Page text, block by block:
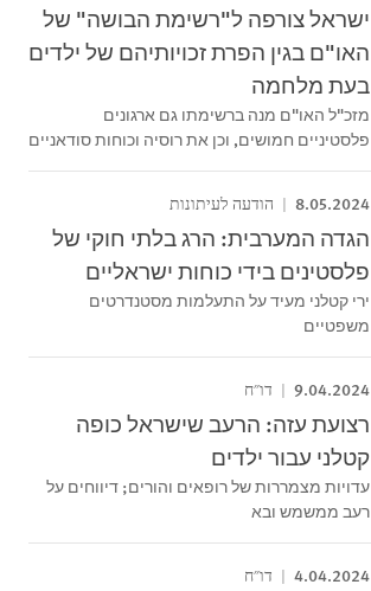
ישראל צורפה ל"רשימת הבושה" של
האו"ם בגין הפרת זכויותיהם של ילדים
בעת מלחמה
מזכ"ל האו"ם מנה ברשימתו גם ארגונים
פלסטיניים חמושים, וכן את רוסיה וכוחות סודאניים
8.05.2024 הודעה לעיתונות
הגדה המערבית: הרג בלתי חוקי של
פלסטינים בידי כוחות ישראליים
ירי קטלני מעיד על התעלמות מסטנדרטים
משפטיים
9.04.2024 דו"ח
רצועת עזה: הרעב שישראל כופה
קטלני עבור ילדים
עדויות מצמררות של רופאים והורים; דיווחים על
רעב ממשמש ובא
4.04.2024 דו"ח